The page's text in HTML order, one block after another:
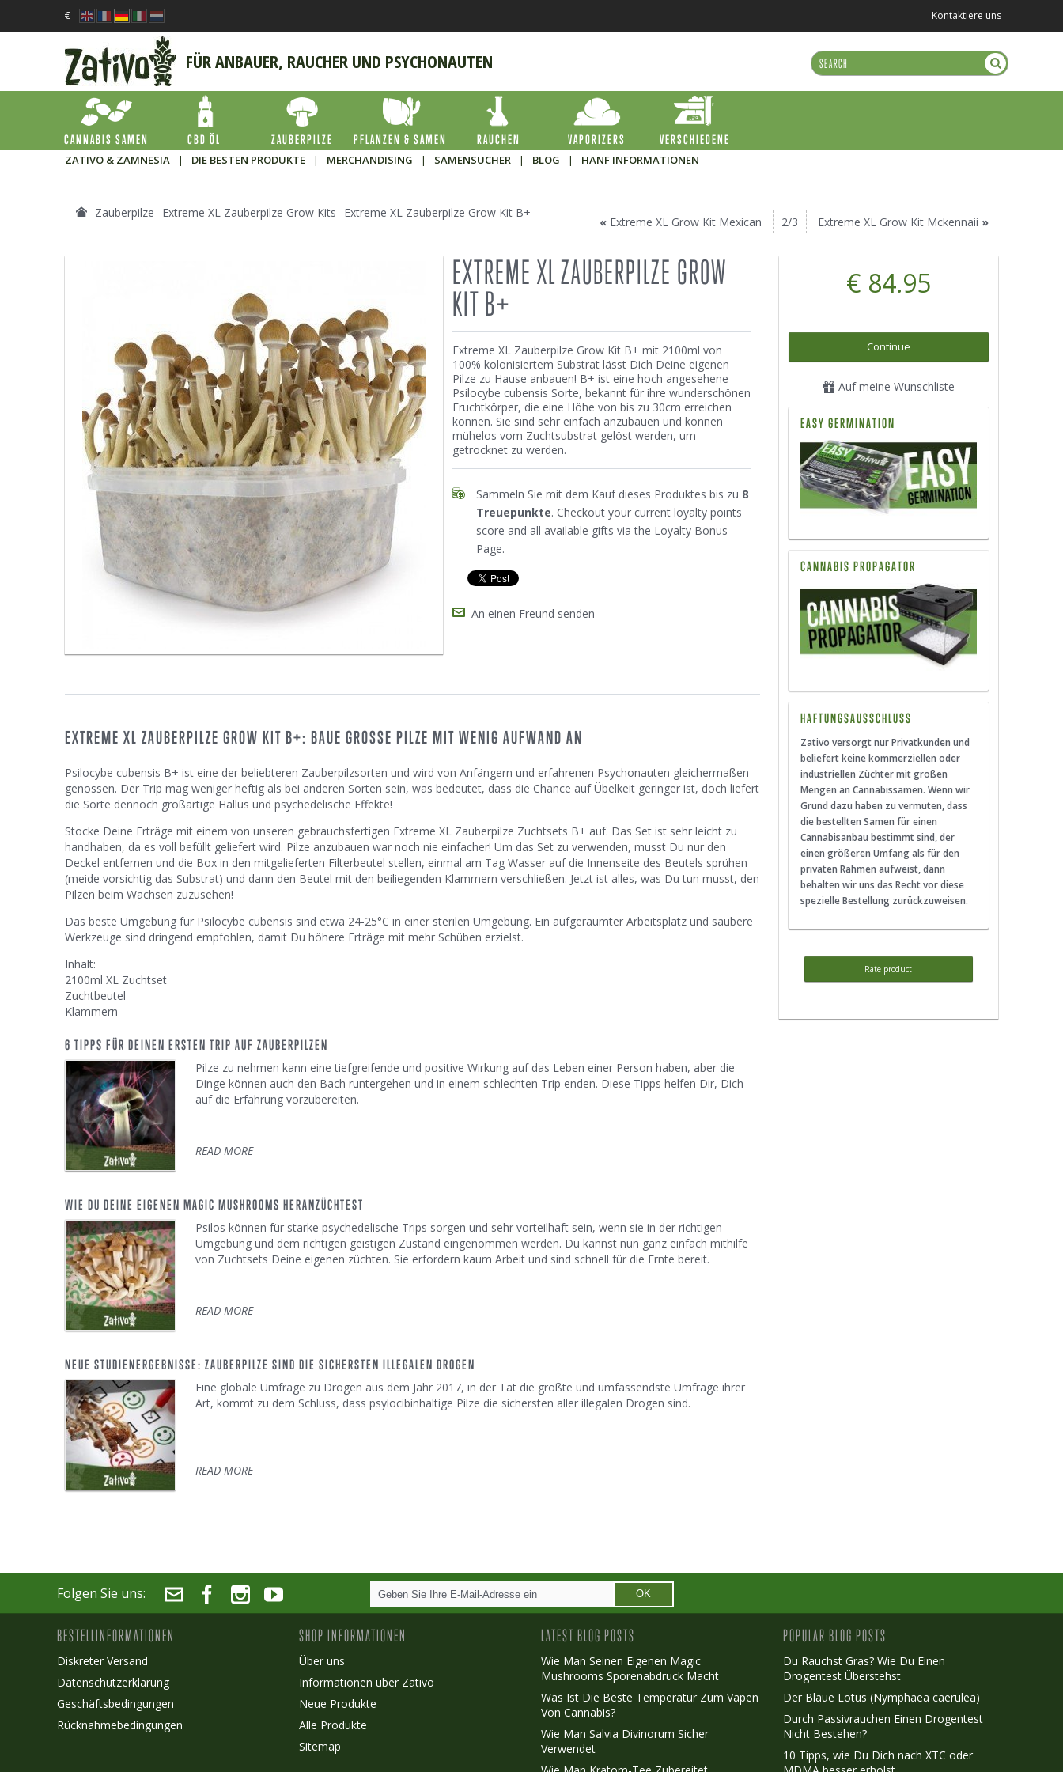
€ Kontaktiere uns
FÜR ANBAUER, RAUCHER UND PSYCHONAUTEN
CANNABIS SAMEN CBD ÖL ZAUBERPILZE PFLANZEN & SAMEN RAUCHEN VAPORIZERS
VERSCHIEDENE
ZATIVO & ZAMNESIA
| DIE BESTEN PRODUKTE | MERCHANDISING | SAMENSUCHER | BLOG | HANF INFORMATIONEN
Zauberpilze Extreme XL Zauberpilze Grow Kits Extreme XL Zauberpilze Grow Kit B+
« Extreme XL Grow Kit Mexican 2/3 Extreme XL Grow Kit Mckennaii »
EXTREME XL ZAUBERPILZE GROW
KIT B+
Extreme XL Zauberpilze Grow Kit B+ mit 2100ml von
100% kolonisiertem Substrat lässt Dich Deine eigenen
Pilze zu Hause anbauen! B+ ist eine hoch angesehene
Psilocybe cubensis Sorte, bekannt für ihre wunderschönen
Fruchtkörper, die eine Höhe von bis zu 30cm erreichen
können. Sie sind sehr einfach anzubauen und können
mühelos vom Zuchtsubstrat gelöst werden, um
getrocknet zu werden.
Sammeln Sie mit dem Kauf dieses Produktes bis zu 8
Treuepunkte. Checkout your current loyalty points
score and all available gifts via the Loyalty Bonus
Page.
An einen Freund senden
€ 84.95
Continue
Auf meine Wunschliste
EASY GERMINATION
CANNABIS PROPAGATOR
HAFTUNGSAUSSCHLUSS
Zativo versorgt nur Privatkunden und
beliefert keine kommerziellen oder
industriellen Züchter mit großen
Mengen an Cannabissamen. Wenn wir
Grund dazu haben zu vermuten, dass
die bestellten Samen für einen
Cannabisanbau bestimmt sind, der
einen größeren Umfang als für den
privaten Rahmen aufweist, dann
behalten wir uns das Recht vor diese
spezielle Bestellung zurückzuweisen.
Rate product
EXTREME XL ZAUBERPILZE GROW KIT B+: BAUE GROSSE PILZE MIT WENIG AUFWAND AN
Psilocybe cubensis B+ ist eine der beliebteren Zauberpilzsorten und wird von Anfängern und erfahrenen Psychonauten gleichermaßen
genossen. Der Trip mag weniger heftig als bei anderen Sorten sein, was bedeutet, dass die Chance auf Übelkeit geringer ist, doch liefert
die Sorte dennoch großartige Hallus und psychedelische Effekte!
Stocke Deine Erträge mit einem von unseren gebrauchsfertigen Extreme XL Zauberpilze Zuchtsets B+ auf. Das Set ist sehr leicht zu
handhaben, da es voll befüllt geliefert wird. Pilze anzubauen war noch nie einfacher! Um das Set zu verwenden, musst Du nur den
Deckel entfernen und die Box in den mitgelieferten Filterbeutel stellen, einmal am Tag Wasser auf die Innenseite des Beutels sprühen
(meide vorsichtig das Substrat) und dann den Beutel mit den beiliegenden Klammern verschließen. Jetzt ist alles, was Du tun musst, den
Pilzen beim Wachsen zuzusehen!
Das beste Umgebung für Psilocybe cubensis sind etwa 24-25°C in einer sterilen Umgebung. Ein aufgeräumter Arbeitsplatz und saubere
Werkzeuge sind dringend empfohlen, damit Du höhere Erträge mit mehr Schüben erzielst.
Inhalt:
2100ml XL Zuchtset
Zuchtbeutel
Klammern
6 TIPPS FÜR DEINEN ERSTEN TRIP AUF ZAUBERPILZEN
Pilze zu nehmen kann eine tiefgreifende und positive Wirkung auf das Leben einer Person haben, aber die
Dinge können auch den Bach runtergehen und in einem schlechten Trip enden. Diese Tipps helfen Dir, Dich
auf die Erfahrung vorzubereiten.
READ MORE
WIE DU DEINE EIGENEN MAGIC MUSHROOMS HERANZÜCHTEST
Psilos können für starke psychedelische Trips sorgen und sehr vorteilhaft sein, wenn sie in der richtigen
Umgebung und dem richtigen geistigen Zustand eingenommen werden. Du kannst nun ganz einfach mithilfe
von Zuchtsets Deine eigenen züchten. Sie erfordern kaum Arbeit und sind schnell für die Ernte bereit.
READ MORE
NEUE STUDIENERGEBNISSE: ZAUBERPILZE SIND DIE SICHERSTEN ILLEGALEN DROGEN
Eine globale Umfrage zu Drogen aus dem Jahr 2017, in der Tat die größte und umfassendste Umfrage ihrer
Art, kommt zu dem Schluss, dass psylocibinhaltige Pilze die sichersten aller illegalen Drogen sind.
READ MORE
Folgen Sie uns: OK
BESTELLINFORMATIONEN
Diskreter Versand
Datenschutzerklärung
Geschäftsbedingungen
Rücknahmebedingungen
SHOP INFORMATIONEN
Über uns
Informationen über Zativo
Neue Produkte
Alle Produkte
Sitemap
LATEST BLOG POSTS
Wie Man Seinen Eigenen Magic
Mushrooms Sporenabdruck Macht
Was Ist Die Beste Temperatur Zum Vapen
Von Cannabis?
Wie Man Salvia Divinorum Sicher
Verwendet
POPULAR BLOG POSTS
Du Rauchst Gras? Wie Du Einen
Drogentest Überstehst
Der Blaue Lotus (Nymphaea caerulea)
Durch Passivrauchen Einen Drogentest
Nicht Bestehen?
10 Tipps, wie Du Dich nach XTC oder